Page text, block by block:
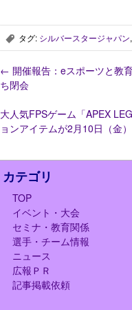
, タグ: シルバースタージャパン
← 開催報告：eスポーツと教
ち閉会
大人気FPSゲーム「APEX
ョンアイテムが2月10日（金
カテゴリ
TOP
イベント・大会
セミナ・教育関係
選手・チーム情報
ニュース
広報ＰＲ
記事掲載依頼